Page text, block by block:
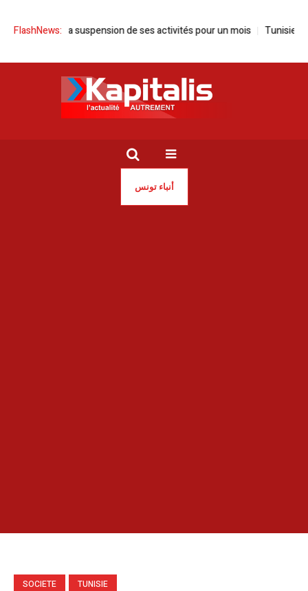
FlashNews:
la suspension de ses activités pour un mois Tunisie | Sayed
أنباء تونس
SOCIETE TUNISIE